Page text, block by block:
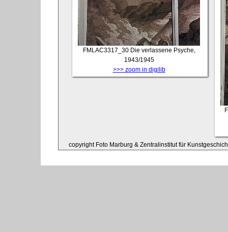
FMLAC3317_30 Die verlassene Psyche,
1943/1945
>>> zoom in digilib
copyright Foto Marburg & Zentralinstitut für